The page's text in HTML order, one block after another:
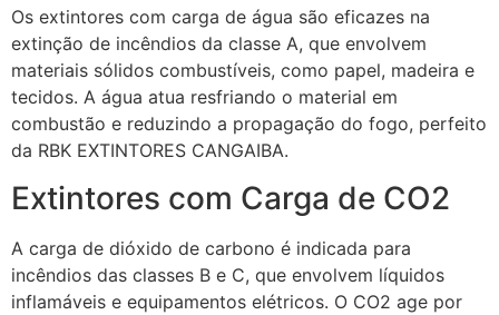
Os extintores com carga de água são eficazes na
extinção de incêndios da classe A, que envolvem
materiais sólidos combustíveis, como papel, madeira e
tecidos. A água atua resfriando o material em
combustão e reduzindo a propagação do fogo, perfeito
da RBK EXTINTORES CANGAIBA.
Extintores com Carga de CO2
A carga de dióxido de carbono é indicada para
incêndios das classes B e C, que envolvem líquidos
inflamáveis e equipamentos elétricos. O CO2 age por